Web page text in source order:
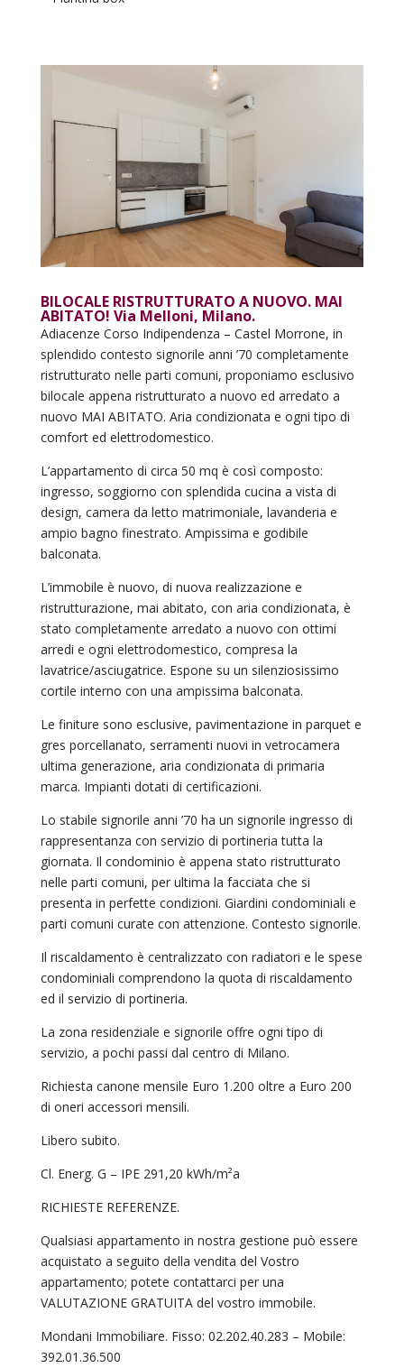
BILOCALE RISTRUTTURATO A NUOVO. MAI
ABITATO! Via Melloni, Milano.
Adiacenze Corso Indipendenza – Castel Morrone, in
splendido contesto signorile anni ’70 completamente
ristrutturato nelle parti comuni, proponiamo esclusivo
bilocale appena ristrutturato a nuovo ed arredato a
nuovo MAI ABITATO. Aria condizionata e ogni tipo di
comfort ed elettrodomestico.
L’appartamento di circa 50 mq è così composto:
ingresso, soggiorno con splendida cucina a vista di
design, camera da letto matrimoniale, lavanderia e
ampio bagno finestrato. Ampissima e godibile
balconata.
L’immobile è nuovo, di nuova realizzazione e
ristrutturazione, mai abitato, con aria condizionata, è
stato completamente arredato a nuovo con ottimi
arredi e ogni elettrodomestico, compresa la
lavatrice/asciugatrice. Espone su un silenziosissimo
cortile interno con una ampissima balconata.
Le finiture sono esclusive, pavimentazione in parquet e
gres porcellanato, serramenti nuovi in vetrocamera
ultima generazione, aria condizionata di primaria
marca. Impianti dotati di certificazioni.
Lo stabile signorile anni ’70 ha un signorile ingresso di
rappresentanza con servizio di portineria tutta la
giornata. Il condominio è appena stato ristrutturato
nelle parti comuni, per ultima la facciata che si
presenta in perfette condizioni. Giardini condominiali e
parti comuni curate con attenzione. Contesto signorile.
Il riscaldamento è centralizzato con radiatori e le spese
condominiali comprendono la quota di riscaldamento
ed il servizio di portineria.
La zona residenziale e signorile offre ogni tipo di
servizio, a pochi passi dal centro di Milano.
Richiesta canone mensile Euro 1.200 oltre a Euro 200
di oneri accessori mensili.
Libero subito.
Cl. Energ. G – IPE 291,20 kWh/m²a
RICHIESTE REFERENZE.
Qualsiasi appartamento in nostra gestione può essere
acquistato a seguito della vendita del Vostro
appartamento; potete contattarci per una
VALUTAZIONE GRATUITA del vostro immobile.
Mondani Immobiliare. Fisso: 02.202.40.283 – Mobile:
392.01.36.500